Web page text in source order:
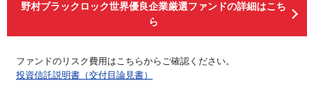
野村ブラックロック世界優良企業厳選ファンドの詳細はこち
ら
ファンドのリスク費用はこちらからご確認ください。
投資信託説明書（交付目論見書）